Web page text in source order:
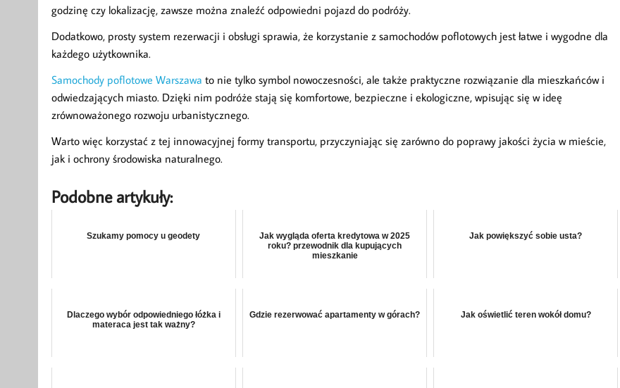
godzinę czy lokalizację, zawsze można znaleźć odpowiedni pojazd do podróży.
Dodatkowo, prosty system rezerwacji i obsługi sprawia, że korzystanie z samochodów poflotowych jest łatwe i wygodne dla
każdego użytkownika.
Samochody poflotowe Warszawa to nie tylko symbol nowoczesności, ale także praktyczne rozwiązanie dla mieszkańców i
odwiedzających miasto. Dzięki nim podróże stają się komfortowe, bezpieczne i ekologiczne, wpisując się w ideę
zrównoważonego rozwoju urbanistycznego.
Warto więc korzystać z tej innowacyjnej formy transportu, przyczyniając się zarówno do poprawy jakości życia w mieście,
jak i ochrony środowiska naturalnego.
Podobne artykuły:
Szukamy pomocy u geodety
Jak wygląda oferta kredytowa w 2025
roku? przewodnik dla kupujących
mieszkanie
Jak powiększyć sobie usta?
Dlaczego wybór odpowiedniego łóżka i
materaca jest tak ważny?
Gdzie rezerwować apartamenty w górach? Jak oświetlić teren wokół domu?